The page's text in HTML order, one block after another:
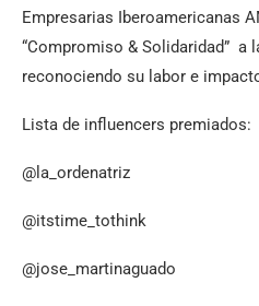
Empresarias Iberoamericanas
“Compromiso & Solidaridad” a
reconociendo su labor e
Lista de influencers premiados:
@la_ordenatriz
@itstime_tothink
@jose_martinaguado